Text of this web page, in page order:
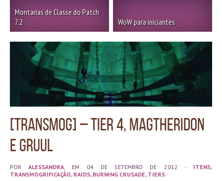
Montarias de Classe do Patch
7.2
WoW para iniciantes
[Transmog] – Tier 4, Magtheridon
e Gruul
PORALESSANDRA , EM 04 DE SETEMBRO DE 2012 · ITENS,
TRANSMOGRIFICAÇÃO, RAIDS, BURNING CRUSADE, TIERS ·